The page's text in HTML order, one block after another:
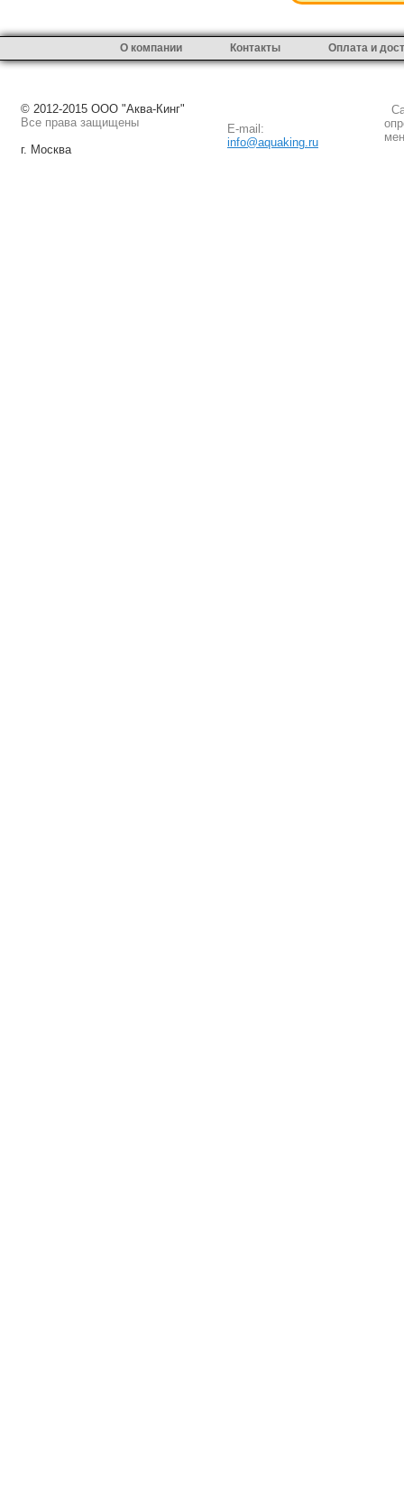
О компании Контакты Оплата и
© 2012-2015 ООО "Аква-Кинг"
Все права защищены
г. Москва
E-mail:
info@aquaking.ru